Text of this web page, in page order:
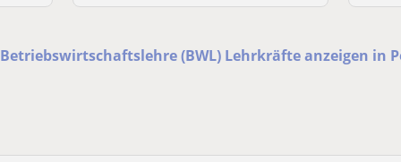
(BWL) Lehrkräfte anzeigen in